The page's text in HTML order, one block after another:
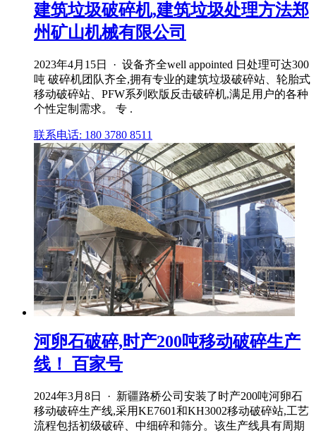
建筑垃圾破碎机,建筑垃圾处理方法郑
州矿山机械有限公司
2023年4月15日 · 设备齐全well appointed 日处理可达300
吨 破碎机团队齐全,拥有专业的建筑垃圾破碎站、轮胎式
移动破碎站、PFW系列欧版反击破碎机,满足用户的各种
个性定制需求。 专 .
联系电话: 180 3780 8511
河卵石破碎,时产200吨移动破碎生产
线！ 百家号
2024年3月8日 · 新疆路桥公司安装了时产200吨河卵石
移动破碎生产线,采用KE7601和KH3002移动破碎站,工艺
流程包括初级破碎、中细碎和筛分。该生产线具有周期